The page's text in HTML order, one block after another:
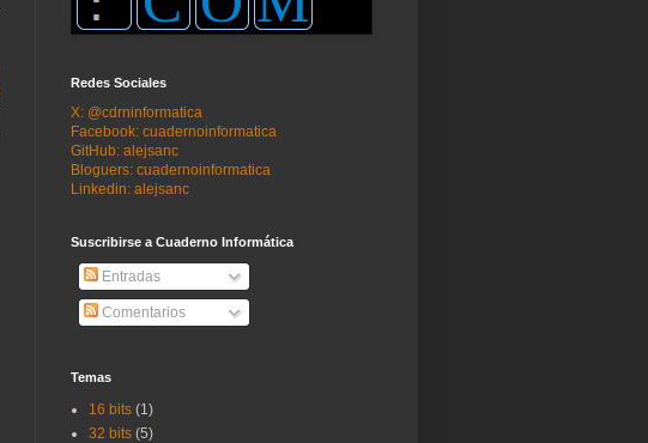
Redes Sociales
X: @cdrninformatica
Facebook: cuadernoinformatica
GitHub: alejsanc
Bloguers: cuadernoinformatica
Linkedin: alejsanc
Suscribirse a Cuaderno Informática
Entradas
Comentarios
Temas
16 bits (1)
32 bits (5)